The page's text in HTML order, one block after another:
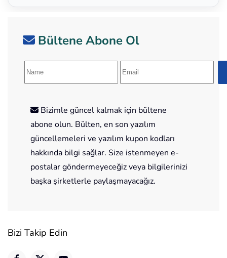
Bültene Abone Ol
Bizimle güncel kalmak için bültene
abone olun. Bülten, en son yazılım
güncellemeleri ve yazılım kupon kodları
hakkında bilgi sağlar. Size istenmeyen e-
postalar göndermeyeceğiz veya bilgilerinizi
başka şirketlerle paylaşmayacağız.
Bizi Takip Edin